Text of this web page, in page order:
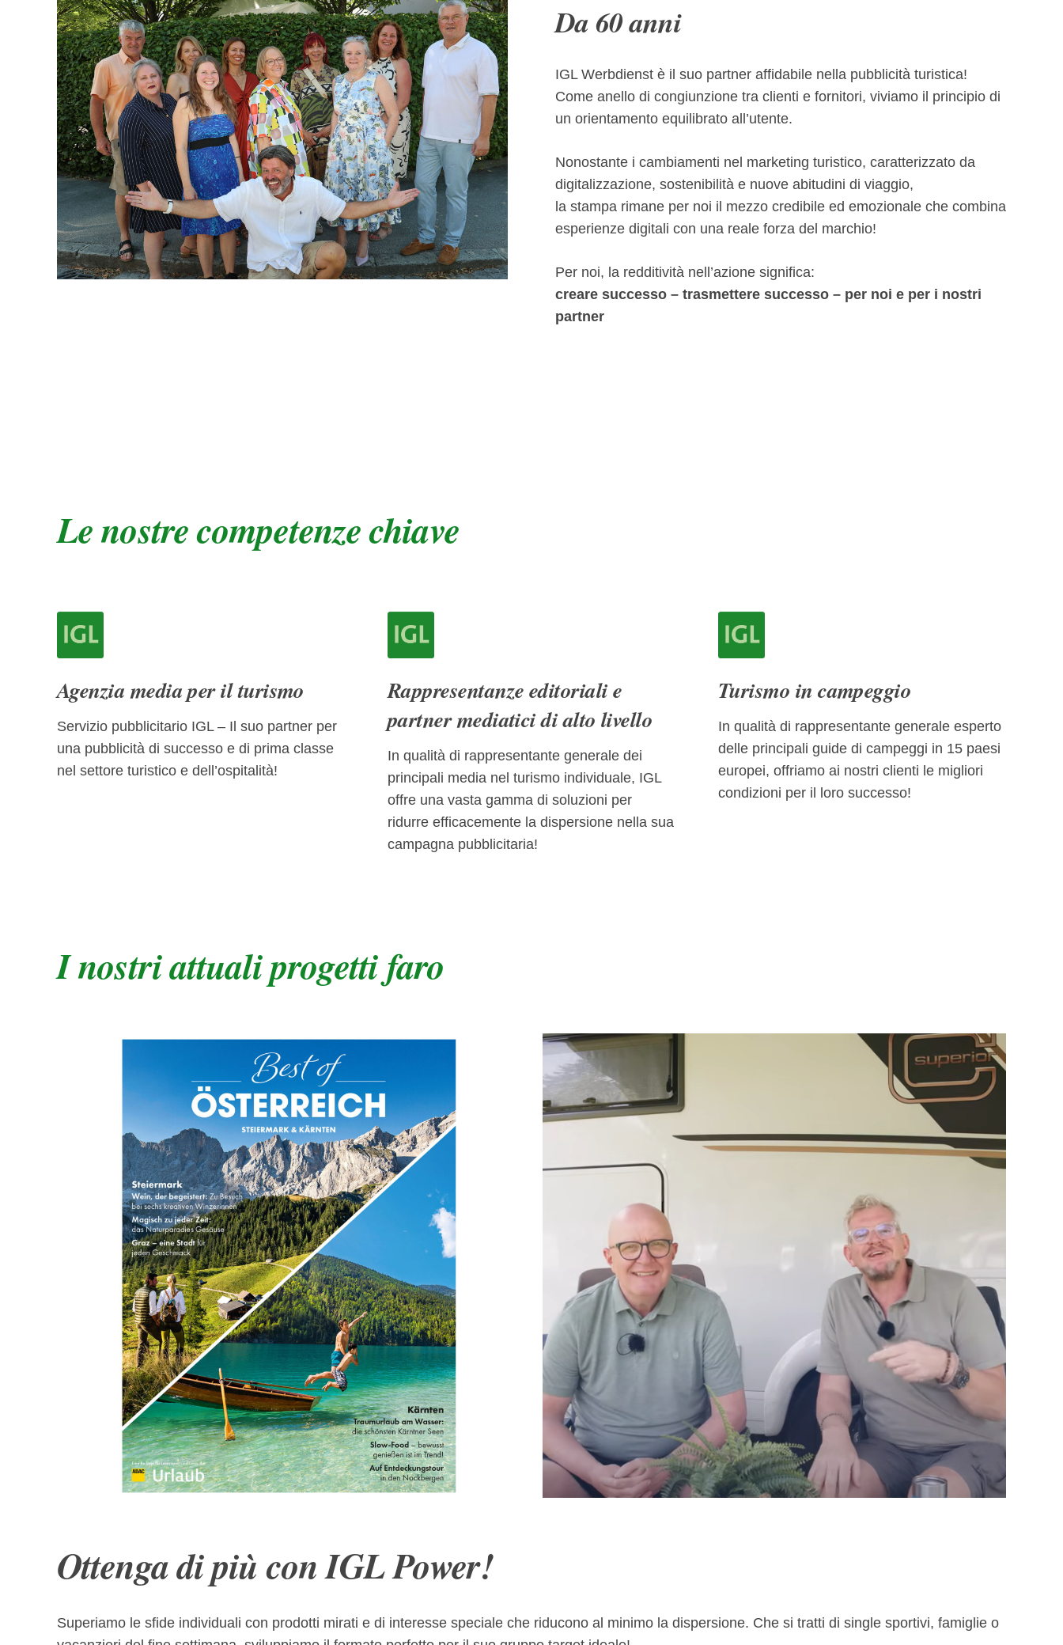
Da 60 anni
IGL Werbdienst è il suo partner affidabile nella pubblicità turistica!
Come anello di congiunzione tra clienti e fornitori, viviamo il principio di
un orientamento equilibrato all’utente.
Nonostante i cambiamenti nel marketing turistico, caratterizzato da
digitalizzazione, sostenibilità e nuove abitudini di viaggio,
la stampa rimane per noi il mezzo credibile ed emozionale che combina
esperienze digitali con una reale forza del marchio!
Per noi, la redditività nell’azione significa:
creare successo – trasmettere successo – per noi e per i nostri
partner
Le nostre competenze chiave
Agenzia media per il turismo
Servizio pubblicitario IGL – Il suo partner per
una pubblicità di successo e di prima classe
nel settore turistico e dell’ospitalità!
Rappresentanze editoriali e
partner mediatici di alto livello
In qualità di rappresentante generale dei
principali media nel turismo individuale, IGL
offre una vasta gamma di soluzioni per
ridurre efficacemente la dispersione nella sua
campagna pubblicitaria!
Turismo in campeggio
In qualità di rappresentante generale esperto
delle principali guide di campeggi in 15 paesi
europei, offriamo ai nostri clienti le migliori
condizioni per il loro successo!
I nostri attuali progetti faro
Seiten
Ottenga di più con IGL Power!
Superiamo le sfide individuali con prodotti mirati e di interesse speciale che riducono al minimo la dispersione. Che si tratti di single sportivi, famiglie o